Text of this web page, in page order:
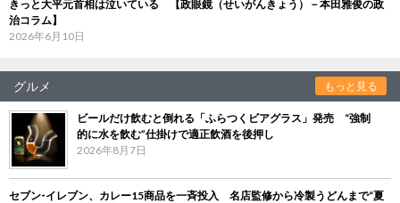
きっと大平元首相は泣いている 【政眼鏡（せいがんきょう）－本田雅俊の政
治コラム】
2026年6月10日
グルメ もっと見る
ビールだけ飲むと倒れる「ふらつくビアグラス」発売 “強制
的に水を飲む”仕掛けで適正飲酒を後押し
2026年8月7日
セブン‐イレブン、カレー15商品を一斉投入 名店監修から冷製うどんまで“夏